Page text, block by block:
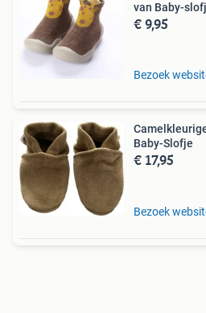
van Baby-
€ 9,95
Bezoek
Baby-Slofje
€ 17,95
Bezoek